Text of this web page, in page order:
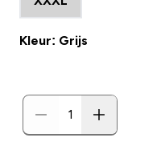
Kleur: Grijs